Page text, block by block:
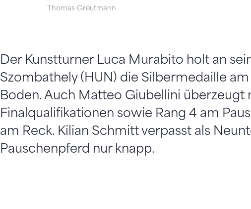
Thomas Greutmann
Der Kunstturner Luca Murabito holt an
Szombathely (HUN) die Silbermedaille
Boden. Auch Matteo Giubellini überzeugt
Finalqualifikationen sowie Rang 4 am
am Reck. Kilian Schmitt verpasst als
Pauschenpferd nur knapp.